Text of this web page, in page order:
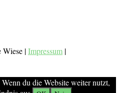
|Impressum |
du die Website weiter nutzt,